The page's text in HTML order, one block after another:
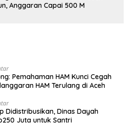
Anggaran Capai 500 M
Pemahaman HAM Kunci Cegah
HAM Terulang di Aceh
Didistribusikan, Dinas Dayah
Juta untuk Santri